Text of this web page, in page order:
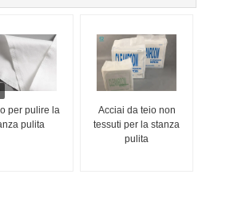
per pulire la
pulita
Acciai da teio non
tessuti per la stanza
pulita